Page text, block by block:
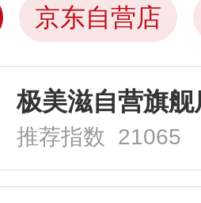
京东自营店
极美滋自营旗舰
推荐指数 21065